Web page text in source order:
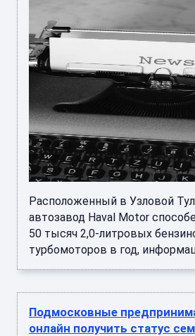
Расположенный в Узловой
автозавод Haval Motor
50 тысяч 2,0-литровых
турбомоторов в год,
Подмосковные
онлайн получить статус